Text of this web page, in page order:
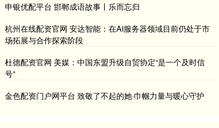
申银优配平台 邯郸成语故事丨乐而忘归
杭州在线配资官网 安达智能：在AI服务器领域目前仍处于市
场拓展与合作探索阶段
杜德配资官网 美媒：中国东盟升级自贸协定“是一个及时信
号”
金色配资门户网平台 致敬了不起的她·巾帼力量与暖心守护